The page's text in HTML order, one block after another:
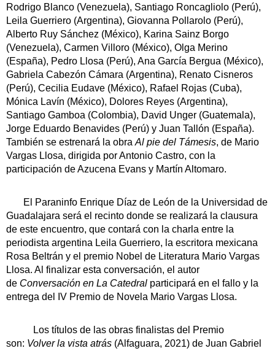
Rodrigo Blanco (Venezuela), Santiago Roncagliolo (Perú),
Leila Guerriero (Argentina), Giovanna Pollarolo (Perú),
Alberto Ruy Sánchez (México), Karina Sainz Borgo
(Venezuela), Carmen Villoro (México), Olga Merino
(España), Pedro Llosa (Perú), Ana García Bergua (México),
Gabriela Cabezón Cámara (Argentina), Renato Cisneros
(Perú), Cecilia Eudave (México), Rafael Rojas (Cuba),
Mónica Lavín (México), Dolores Reyes (Argentina),
Santiago Gamboa (Colombia), David Unger (Guatemala),
Jorge Eduardo Benavides (Perú) y Juan Tallón (España).
También se estrenará la obraAl pie del Támesis, de Mario
Vargas Llosa, dirigida por Antonio Castro, con la
participación de Azucena Evans y Martín Altomaro.
El Paraninfo Enrique Díaz de León de la Universidad de
Guadalajara será el recinto donde se realizará la clausura
de este encuentro, que contará con la charla entre la
periodista argentina Leila Guerriero, la escritora mexicana
Rosa Beltrán y el premio Nobel de Literatura Mario Vargas
Llosa. Al finalizar esta conversación, el autor
de Conversación en La Catedral participará en el fallo y la
entrega del IV Premio de Novela Mario Vargas Llosa.
Los títulos de las obras finalistas del Premio
son: Volver la vista atrás (Alfaguara, 2021) de Juan Gabriel